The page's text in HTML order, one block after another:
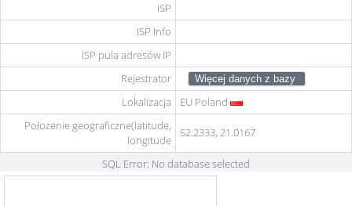
ISP
ISP Info
ISP pula adresów IP
Rejestrator
Lokalizacja
EU Poland
Położenie geograficzne(latitude,
longitude
52.2333, 21.0167
SQL Error: No database selected